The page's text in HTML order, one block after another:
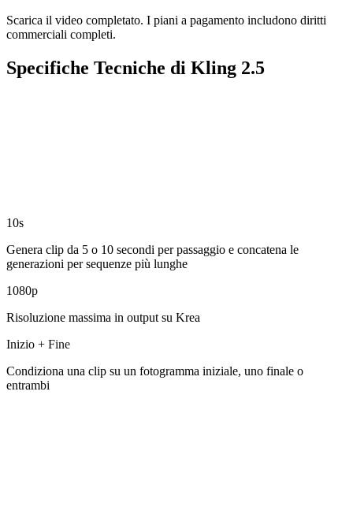
Scarica il video completato. I piani a pagamento includono diritti
commerciali completi.
Specifiche Tecniche di Kling 2.5
10s
Genera clip da 5 o 10 secondi per passaggio e concatena le
generazioni per sequenze più lunghe
1080p
Risoluzione massima in output su Krea
Inizio + Fine
Condiziona una clip su un fotogramma iniziale, uno finale o
entrambi